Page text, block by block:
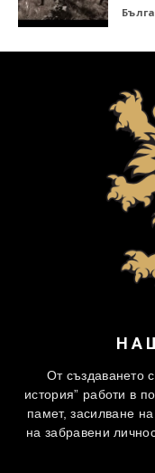
От създаването
история” работи в
памет, засилване
на забравени